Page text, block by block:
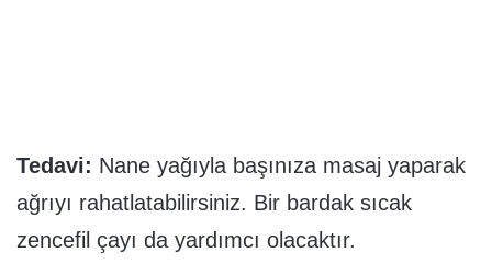
Tedavi: Nane yağıyla başınıza masaj yaparak
ağrıyı rahatlatabilirsiniz. Bir bardak sıcak
zencefil çayı da yardımcı olacaktır.